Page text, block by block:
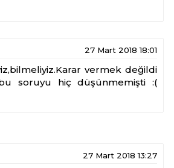
27 Mart 2018 18:01
vermek değildi
soruyu hiç düşünmemişti :(
27 Mart 2018 13:27